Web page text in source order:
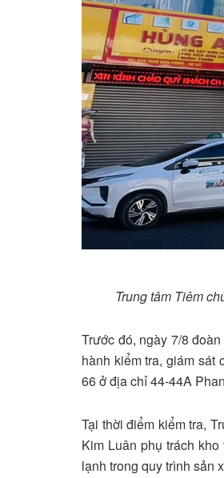
Trung tâm Tiêm
Trước đó, ngày 7/8
hành kiểm tra, giám sát
66 ở địa chỉ 44-44A
Tại thời điểm kiểm tra,
Kim Luân phụ trách
lạnh trong quy trình sản